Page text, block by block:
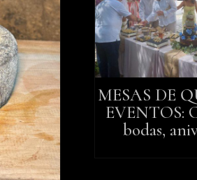
MESAS DE
EVENTOS:
bodas,